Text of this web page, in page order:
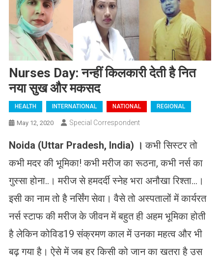
Nurses Day: नन्हीं किलकारी देती है नित
नया सुख और मकसद
HEALTH INTERNATIONAL NATIONAL REGIONAL
May 12, 2020 Special Correspondent
Noida (Uttar Pradesh, India) । कभी सिस्टर तो
कभी मदर की भूमिका! कभी मरीज का रूठना, कभी नर्स का
गुस्सा होना..। मरीज से हमदर्दी स्नेह भरा अनौखा रिश्ता…।
इसी का नाम तो है नर्सिंग सेवा। वैसे तो अस्पतालों में कार्यरत
नर्स स्टाफ की मरीज के जीवन में बहुत ही अहम भूमिका होती
है लेकिन कोविड19 संक्रमण काल में उनका महत्व और भी
बढ़ गया है। ऐसे में जब हर किसी को जान का खतरा है उस